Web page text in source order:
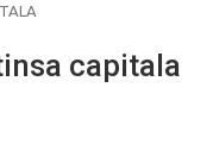
capitala